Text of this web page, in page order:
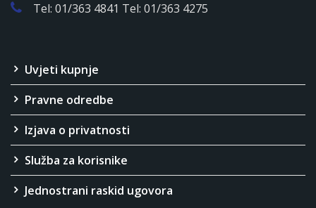
Tel: 01/363 4841 Tel: 01/363 4275
Uvjeti kupnje
Pravne odredbe
Izjava o privatnosti
Služba za korisnike
Jednostrani raskid ugovora